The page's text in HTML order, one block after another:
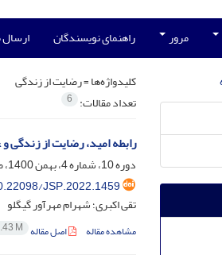
مرور راهنمای نویسندگان ارسال
کلیدواژه‌ها =رضایت از زندگی
تعداد مقالات: 6
رابطه امید، رضایت از
دوره 10، شماره 4، بهمن 1400، صفحه
JSP.2022.1459
تقی اکبری؛ شهرام مهرآور گیگلو
مشاهده مقاله اصل مقاله M